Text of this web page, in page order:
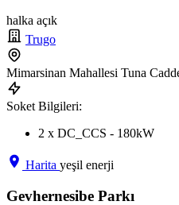
halka açık
Trugo
Mimarsinan Mahallesi Tuna
Soket Bilgileri:
2 x DC_CCS - 180kW
Harita yeşil enerji
Gevhernesibe Parkı